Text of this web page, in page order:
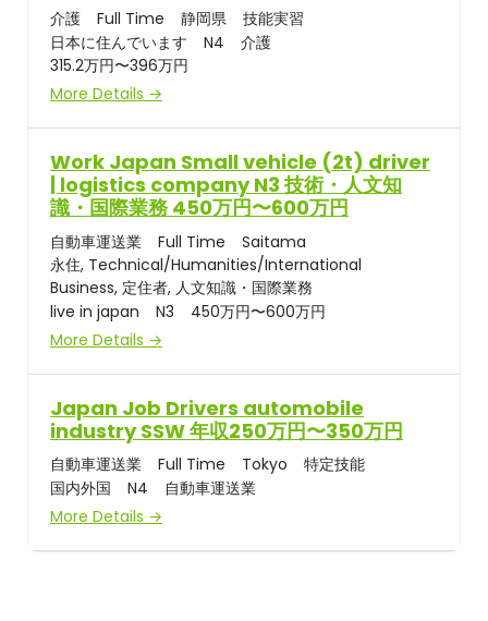
介護 Full Time 静岡県
技能実習
日本に住んでいます
N4
介護
315.2万円〜396万円
More Details
Work Japan Small vehicle (2t) driver
| logistics company N3 技術・人文知
識・国際業務 450万円〜600万円
自動車運送業 Full Time
Saitama
永住 Technical/Humanities/International
Business 定住者 人文知識・国際業務
live in japan
N3
450万円〜600万円
More Details
Japan Job Drivers automobile
industry SSW 年収250万円〜350万円
自動車運送業 Full Time Tokyo
特定技能
国内外国
N4
自動車運送業
More Details